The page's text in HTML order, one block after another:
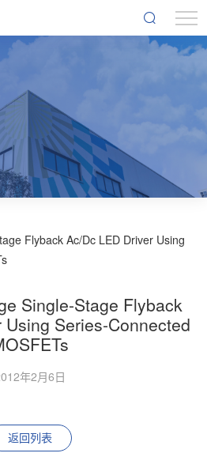
Flyback Ac/Dc LED Driver Using
Single-Stage Flyback
Series-Connected
年2月6日
返回列表